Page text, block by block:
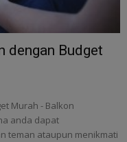
dengan Budget
Murah - Balkon
anda dapat
teman ataupun menikmati